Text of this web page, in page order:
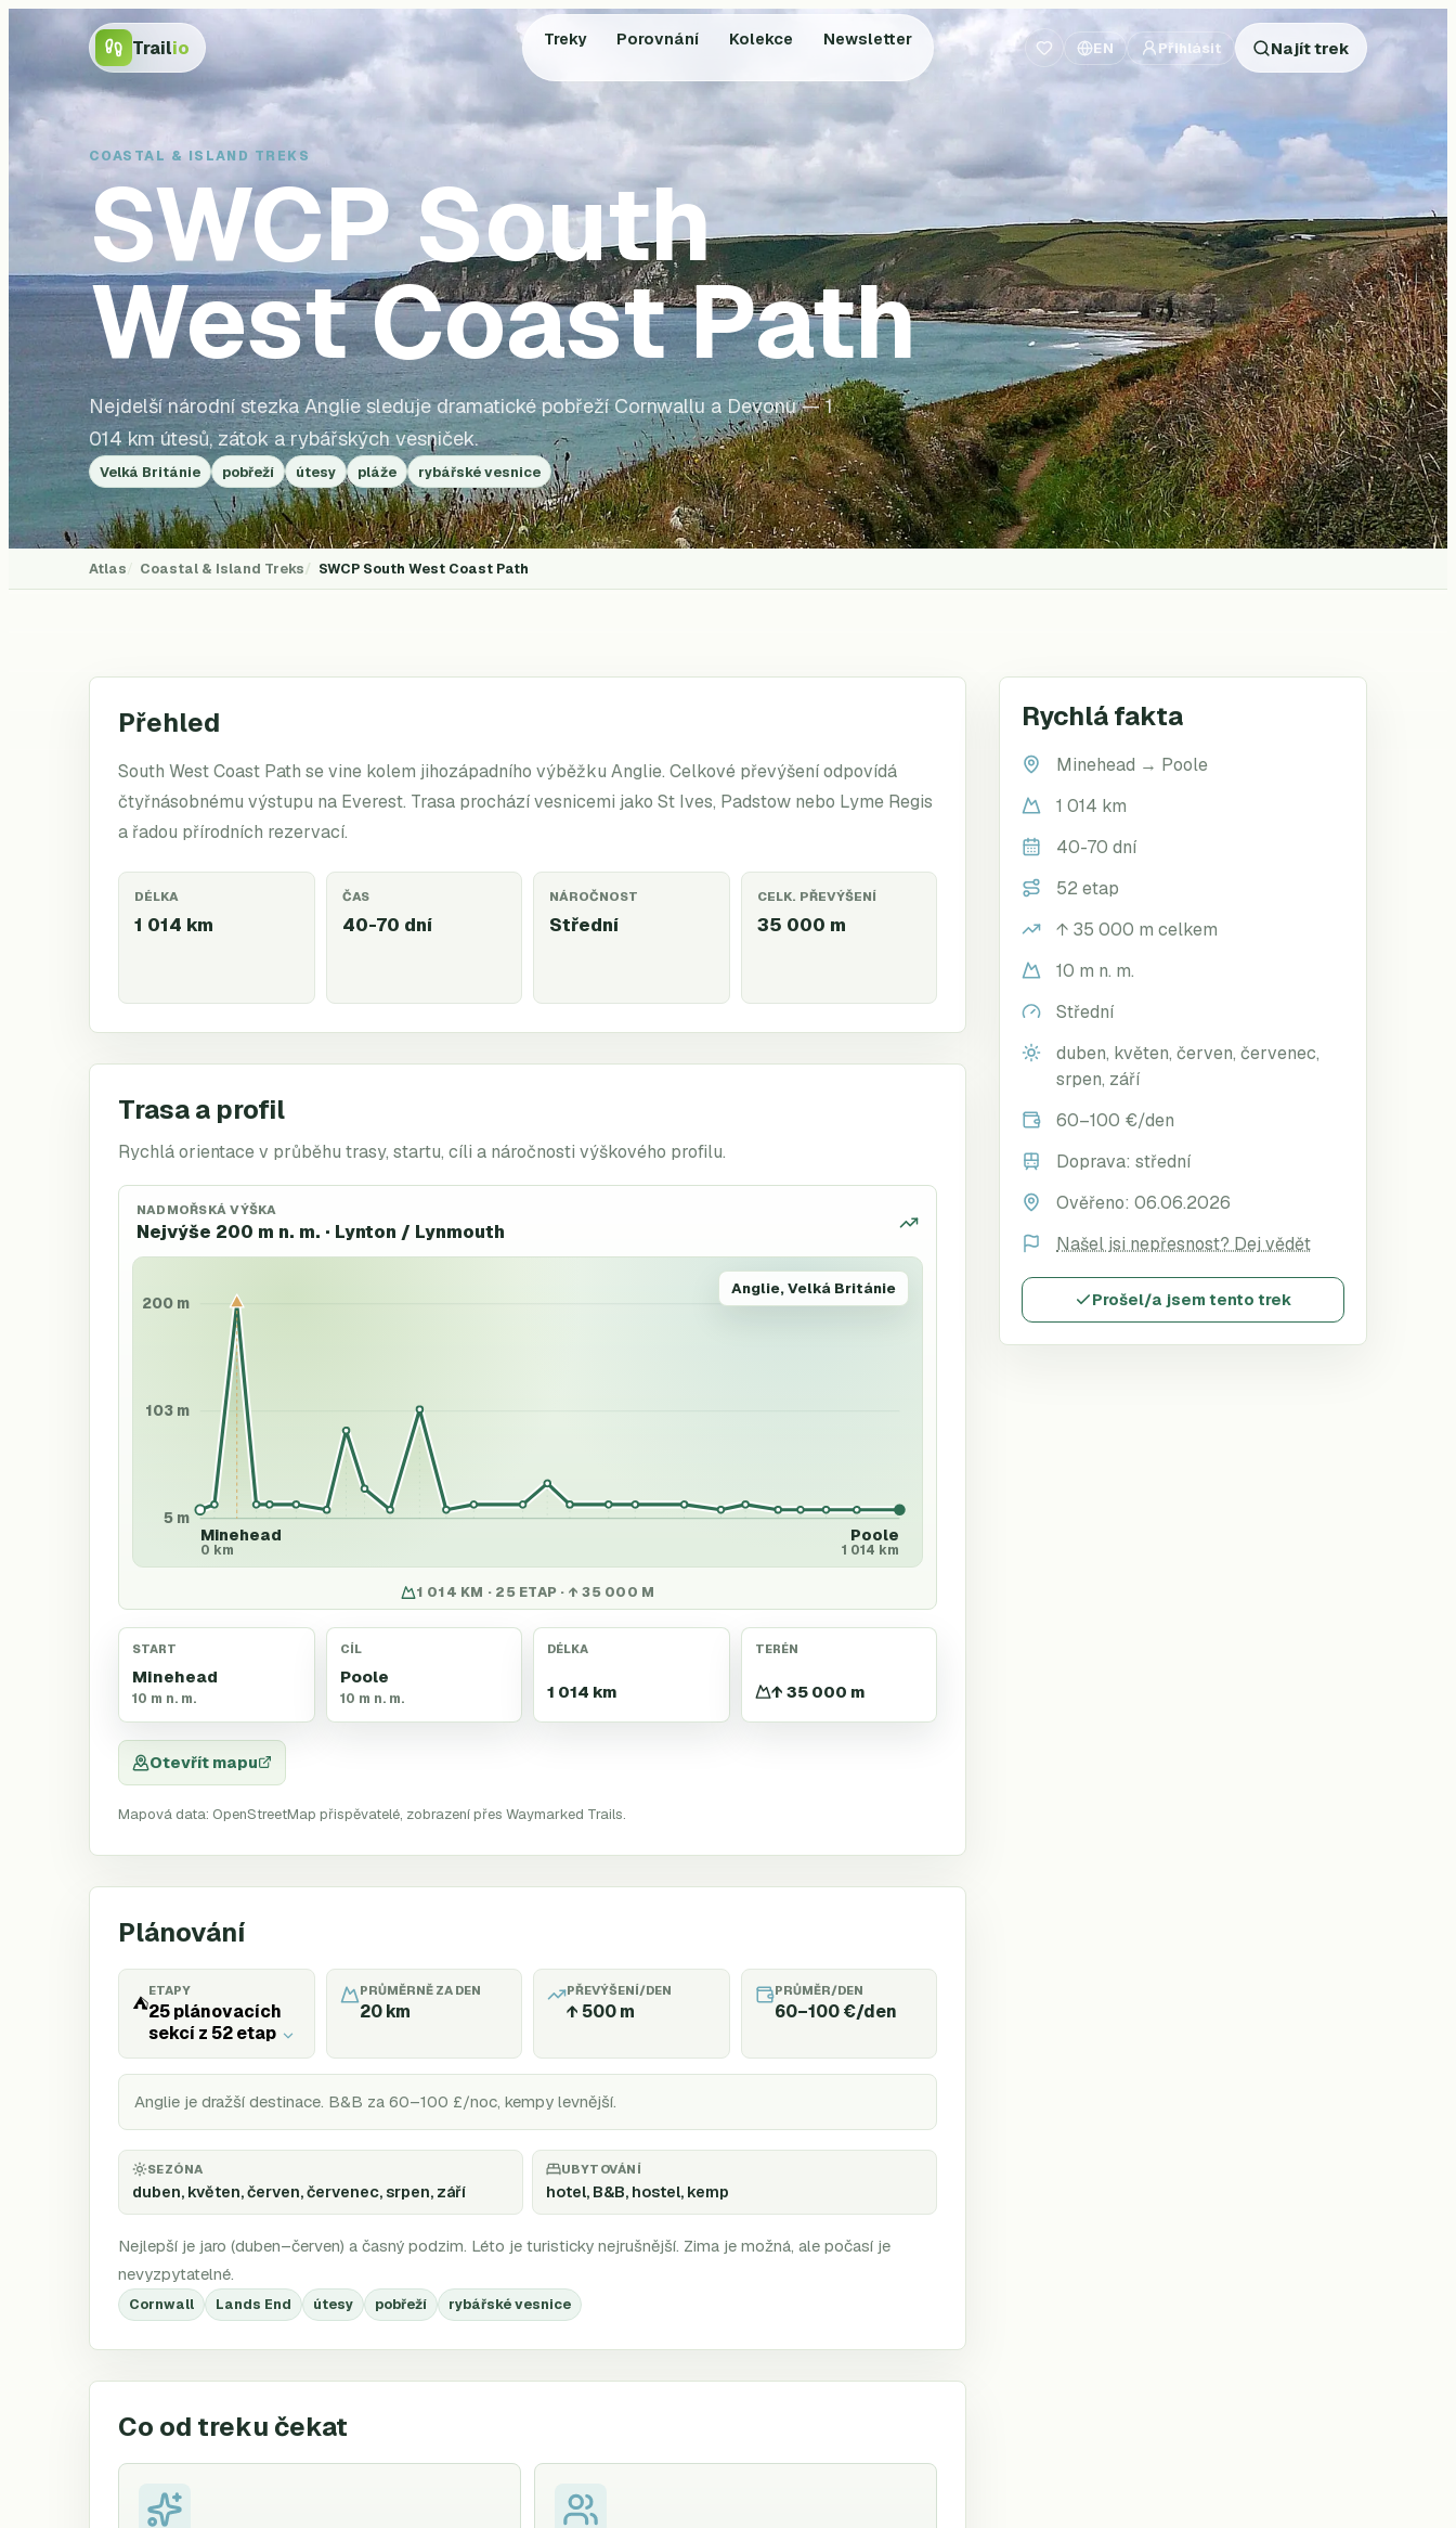
Trailio Treky Porovnání Kolekce Newsletter EN Přihlásit Najít trek
COASTAL & ISLAND TREKS
SWCP South
West Coast Path
Nejdelší národní stezka Anglie sleduje dramatické pobřeží Cornwallu a Devonu — 1
014 km útesů, zátok a rybářských vesniček.
Velká Británie pobřeží útesy pláže rybářské vesnice
Atlas Coastal & Island Treks SWCP South West Coast Path
Přehled
South West Coast Path se vine kolem jihozápadního výběžku Anglie. Celkové převýšení odpovídá
čtyřnásobnému výstupu na Everest. Trasa prochází vesnicemi jako St Ives, Padstow nebo Lyme Regis
a řadou přírodních rezervací.
DÉLKA
1 014 km
ČAS
40-70 dní
NÁROČNOST
Střední
CELK. PŘEVÝŠENÍ
35 000 m
Trasa a profil
Rychlá orientace v průběhu trasy, startu, cíli a náročnosti výškového profilu.
NADMOŘSKÁ VÝŠKA
Nejvýše 200 m n. m. · Lynton / Lynmouth
Anglie, Velká Británie
200 m
103 m
5 m
Minehead
0 km
Poole
1 014 km
1 014 KM · 25 ETAP · ↑ 35 000 M
START
Minehead
10 m n. m.
CÍL
Poole
10 m n. m.
DÉLKA
1 014 km
TERÉN
↑ 35 000 m
Otevřít mapu
Mapová data: OpenStreetMap přispěvatelé, zobrazení přes Waymarked Trails.
Plánování
⛺
ETAPY
25 plánovacích
sekcí z 52 etap
PRŮMĚRNĚ ZA DEN
20km
PŘEVÝŠENÍ/DEN
↑ 500 m
PRŮMĚR/DEN
60–100 €/den
Anglie je dražší destinace. B&B za 60–100 £/noc, kempy levnější.
SEZÓNA
duben, květen, červen, červenec, srpen, září
UBYTOVÁNÍ
hotel, B&B, hostel, kemp
Nejlepší je jaro (duben–červen) a časný podzim. Léto je turisticky nejrušnější. Zima je možná, ale počasí je
nevyzpytatelné.
Cornwall Lands End útesy pobřeží rybářské vesnice
Co od treku čekat
Rychlá fakta
Minehead → Poole
1 014 km
40-70 dní
52 etap
↑ 35 000 m celkem
10 m n. m.
Střední
duben, květen, červen, červenec,
srpen, září
60–100 €/den
Doprava: střední
Ověřeno: 06.06.2026
Našel jsi nepřesnost? Dej vědět
Prošel/a jsem tento trek